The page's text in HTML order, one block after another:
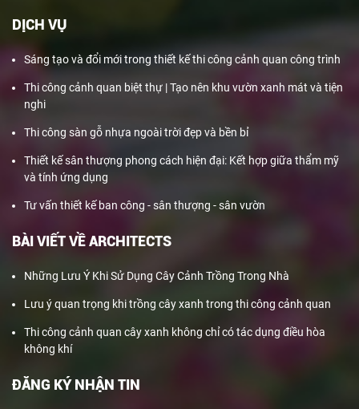
DỊCH VỤ
Sáng tạo và đổi mới trong thiết kế thi công cảnh quan công trình
Thi công cảnh quan biệt thự | Tạo nên khu vườn xanh mát và tiện
nghi
Thi công sàn gỗ nhựa ngoài trời đẹp và bền bỉ
Thiết kế sân thượng phong cách hiện đại: Kết hợp giữa thẩm mỹ
và tính ứng dụng
Tư vấn thiết kế ban công - sân thượng - sân vườn
BÀI VIẾT VỀ ARCHITECTS
Những Lưu Ý Khi Sử Dụng Cây Cảnh Trồng Trong Nhà
Lưu ý quan trọng khi trồng cây xanh trong thi công cảnh quan
Thi công cảnh quan cây xanh không chỉ có tác dụng điều hòa
không khí
ĐĂNG KÝ NHẬN TIN